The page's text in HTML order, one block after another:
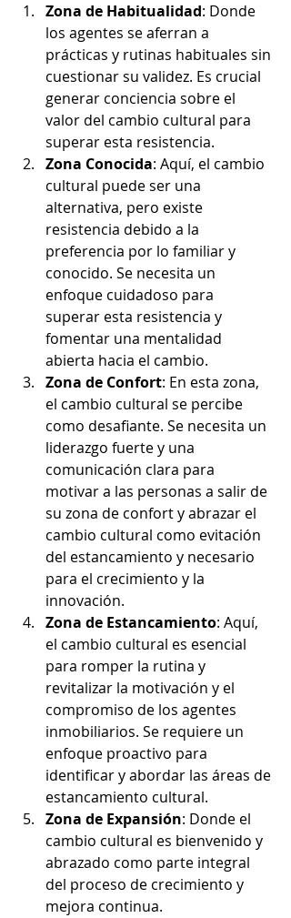
Zona de Habitualidad: Donde
los agentes se aferran a
prácticas y rutinas habituales sin
cuestionar su validez. Es crucial
generar conciencia sobre el
valor del cambio cultural para
superar esta resistencia.
Zona Conocida: Aquí, el cambio
cultural puede ser una
alternativa, pero existe
resistencia debido a la
preferencia por lo familiar y
conocido. Se necesita un
enfoque cuidadoso para
superar esta resistencia y
fomentar una mentalidad
abierta hacia el cambio.
Zona de Confort: En esta zona,
el cambio cultural se percibe
como desafiante. Se necesita un
liderazgo fuerte y una
comunicación clara para
motivar a las personas a salir de
su zona de confort y abrazar el
cambio cultural como evitación
del estancamiento y necesario
para el crecimiento y la
innovación.
Zona de Estancamiento: Aquí,
el cambio cultural es esencial
para romper la rutina y
revitalizar la motivación y el
compromiso de los agentes
inmobiliarios. Se requiere un
enfoque proactivo para
identificar y abordar las áreas de
estancamiento cultural.
Zona de Expansión: Donde el
cambio cultural es bienvenido y
abrazado como parte integral
del proceso de crecimiento y
mejora continua.